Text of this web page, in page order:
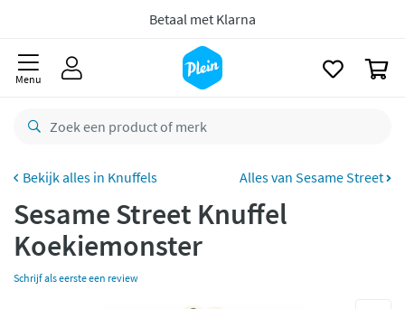
Gratisretourneren
8,8/10
CO2 neutraal
Menu
Knuffels Alles van Sesame Street
Sesame Street Knuffel
Koekiemonster
Schrijf als eerste een review